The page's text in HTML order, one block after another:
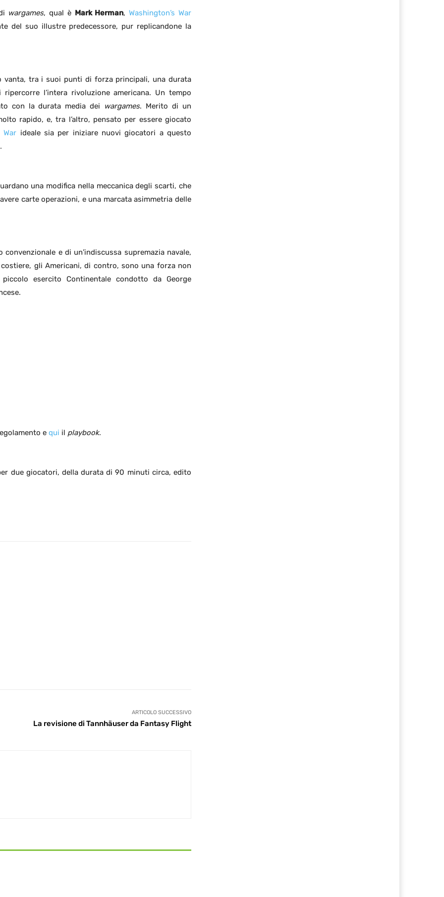
wargames, qual è Mark Herman,Washington’s War
del suo illustre predecessore, pur replicandone la
tra i suoi punti di forza principali, una durata
l’intera rivoluzione americana. Un tempo
con la durata media dei wargames. Merito di un
rapido, e, tra l’altro, pensato per essere giocato
War ideale sia per iniziare nuovi giocatori a questo
una modifica nella meccanica degli scarti, che
carte operazioni, e una marcata asimmetria delle
e di un’indiscussa supremazia navale,
gli Americani, di contro, sono una forza non
esercito Continentale condotto da George
e qui il playbook.
due giocatori, della durata di 90 minuti circa, edito
ARTICOLO SUCCESSIVO
La revisione di Tannhäuser da Fantasy Flight